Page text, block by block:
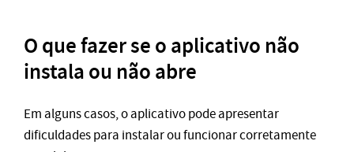
O que fazer se o aplicativo não
instala ou não abre
Em alguns casos, o aplicativo pode apresentar
dificuldades para instalar ou funcionar corretamente